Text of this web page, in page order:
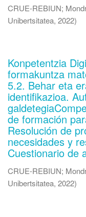
CRUE-REBIUN;
Unibertsitatea, 2022)
Konpetentzia
formakuntza
5.2. Behar eta
identifikazioa.
de formación
Resolución de
necesidades y
Cuestionario de
CRUE-REBIUN;
Unibertsitatea, 2022)